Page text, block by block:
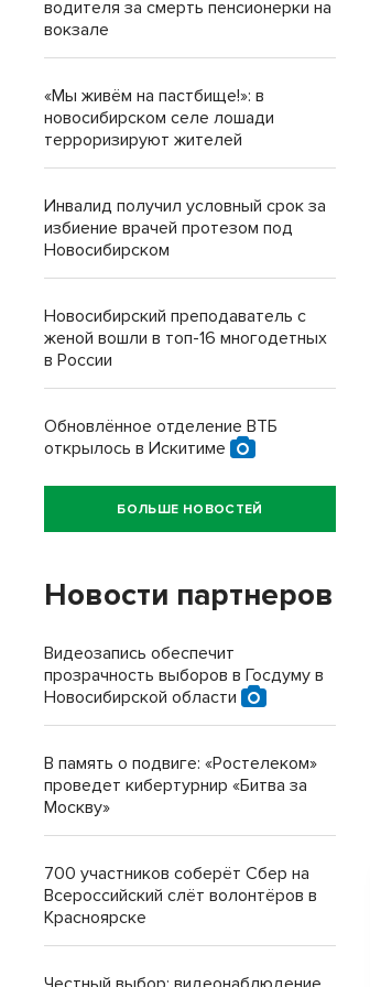
водителя за смерть пенсионерки на
вокзале
«Мы живём на пастбище!»: в
новосибирском селе лошади
терроризируют жителей
Инвалид получил условный срок за
избиение врачей протезом под
Новосибирском
Новосибирский преподаватель с
женой вошли в топ-16 многодетных
в России
Обновлённое отделение ВТБ
открылось в Искитиме
БОЛЬШЕ НОВОСТЕЙ
Новости партнеров
Видеозапись обеспечит
прозрачность выборов в Госдуму в
Новосибирской области
В память о подвиге: «Ростелеком»
проведет кибертурнир «Битва за
Москву»
700 участников соберёт Сбер на
Всероссийский слёт волонтёров в
Красноярске